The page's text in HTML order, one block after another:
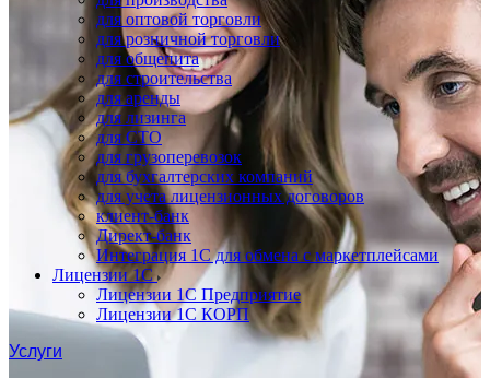
для оптовой торговли
для розничной торговли
для общепита
для строительства
для аренды
для лизинга
для СТО
для грузоперевозок
для бухгалтерских компаний
для учета лицензионных договоров
клиент-банк
Директ-банк
Интеграция 1C для обмена с маркетплейсами
Лицензии 1С
Лицензии 1С Предприятие
Лицензии 1С КОРП
Услуги